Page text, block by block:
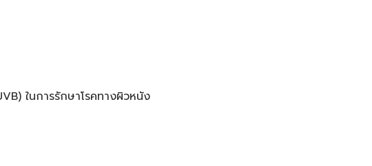
ในการรักษาโรคทางผิวหนัง